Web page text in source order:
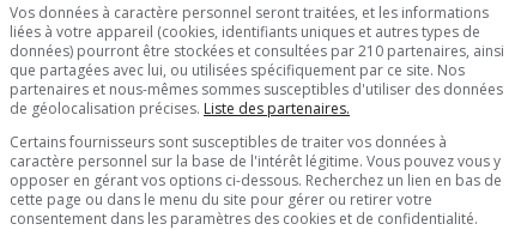
Il n'y a pas encore d'avis sur ce serveur.
Qualité Staff du serveur Ambiance
Vos données à caractère personnel seront traitées, et les informations
liées à votre appareil (cookies, identifiants uniques et autres types de
données) pourront être stockées et consultées par 210 partenaires, ainsi
que partagées avec lui, ou utilisées spécifiquement par ce site. Nos
partenaires et nous-mêmes sommes susceptibles d'utiliser des données
de géolocalisation précises. Liste des partenaires.
Certains fournisseurs sont susceptibles de traiter vos données à
caractère personnel sur la base de l'intérêt légitime. Vous pouvez vous y
opposer en gérant vos options ci-dessous. Recherchez un lien en bas de
cette page ou dans le menu du site pour gérer ou retirer votre
consentement dans les paramètres des cookies et de confidentialité.